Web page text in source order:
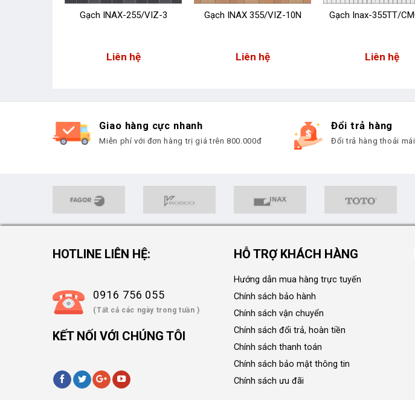
Gạch INAX-255/VIZ-3
Liên hệ
Gạch INAX 355/VIZ-10N
Liên hệ
Gạch Inax-355TT/
Liên hệ
Giao hàng cực nhanh
Miễn phí với đơn hàng trị giá trên 800.000đ
Đổi trả hàng
Đổi trả hàng thoải mái
HOTLINE LIÊN HỆ:
0916 756 055
(Tất cả các ngày trong tuần )
KẾT NỐI VỚI CHÚNG TÔI
HỖ TRỢ KHÁCH HÀNG
Hướng dẫn mua hàng trực tuyến
Chính sách bảo hành
Chính sách vận chuyển
Chính sách đổi trả, hoàn tiền
Chính sách thanh toán
Chính sách bảo mật thông tin
Chính sách ưu đãi